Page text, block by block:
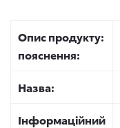
Опис продукту:
пояснення:
Назва:
Інформаційний